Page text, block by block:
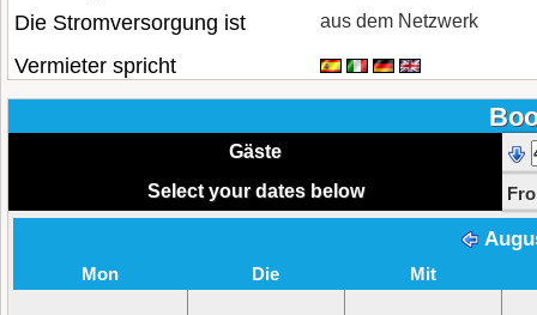
Die Stromversorgung ist
aus dem Netzwerk
Vermieter spricht
Gäste
Select your dates below
Mon Die Mit